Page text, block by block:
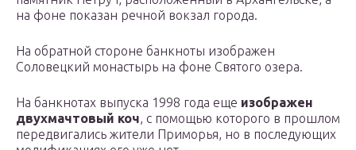
на фоне показан речной вокзал города.
На обратной стороне банкноты изображен
Соловецкий монастырь на фоне Святого озера.
На банкнотах выпуска 1998 года еще изображен
двухмачтовый коч, с помощью которого в прошлом
передвигались жители Приморья, но в последующих